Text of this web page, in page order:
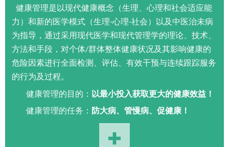
健康管理是以现代健康概念（生理、心理和社会适应能
力）和新的医学模式（生理-心理-社会）以及中医治未病
为指导，通过采用现代医学和现代管理学的理论、技术、
方法和手段，对个体/群体整体健康状况及其影响健康的
危险因素进行全面检测、评估、有效干预与连续跟踪服务
的行为及过程。
健康管理的目的： 以最小投入获取更大的健康效益！
健康管理的任务： 防大病、管慢病、促健康！
